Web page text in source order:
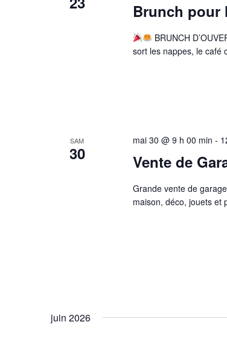
Brunch pour
BRUNCH
sort les nappes, le café
SAM
30
mai 30 @ 9 h 00 min -
Vente de
Grande vente de
maison, déco, jouets et
juin 2026